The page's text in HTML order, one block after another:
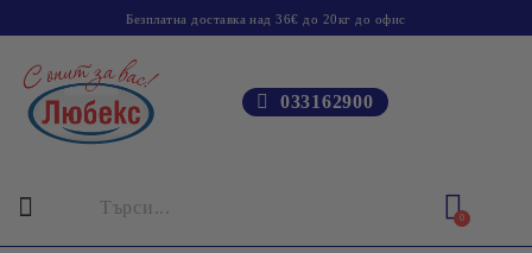
Безплатна доставка над 36€ до 20кг до офис
033162900
0